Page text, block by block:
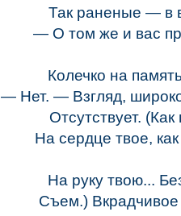
Так раненые — в
— О том же и вас
Колечко на
— Нет. — Взгляд,
Отсутствует. (Как
На сердце твое,
На руку твою...
Съем.)